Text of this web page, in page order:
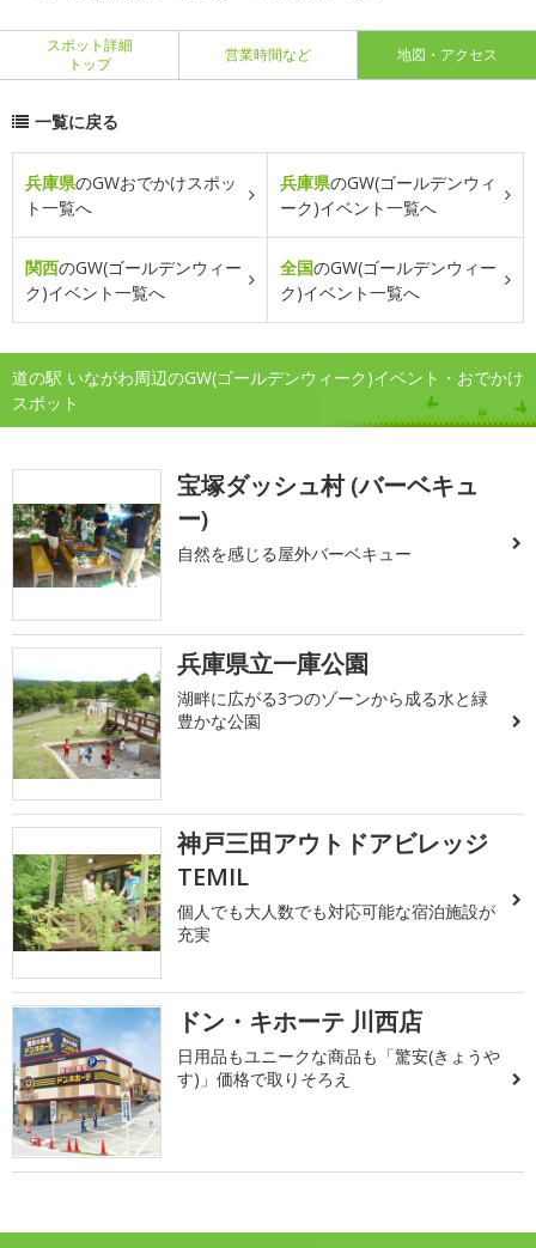
スポット詳細
トップ
営業時間など 地図・アクセス
一覧に戻る
兵庫県のGWおでかけスポッ
ト一覧へ
兵庫県のGW(ゴールデンウィ
ーク)イベント一覧へ
関西のGW(ゴールデンウィー
ク)イベント一覧へ
全国のGW(ゴールデンウィー
ク)イベント一覧へ
道の駅 いながわ周辺のGW(ゴールデンウィーク)イベント・おでかけ
スポット
宝塚ダッシュ村 (バーベキュ
ー)
自然を感じる屋外バーベキュー
兵庫県立一庫公園
湖畔に広がる3つのゾーンから成る水と緑
豊かな公園
神戸三田アウトドアビレッジ
TEMIL
個人でも大人数でも対応可能な宿泊施設が
充実
ドン・キホーテ 川西店
日用品もユニークな商品も「驚安(きょうや
す)」価格で取りそろえ